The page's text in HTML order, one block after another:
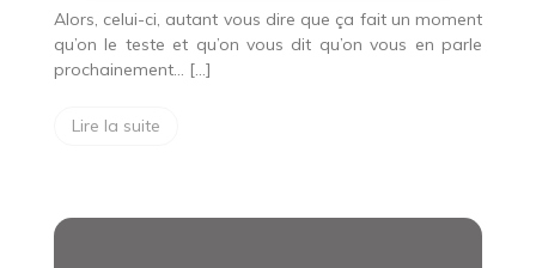
Alors, celui-ci, autant vous dire que ça fait un moment
qu’on le teste et qu’on vous dit qu’on vous en parle
prochainement… […]
Lire la suite